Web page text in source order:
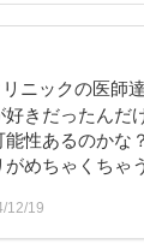
ニックの医師
きだったん
性あるのかな
めちゃくちゃ
12/19